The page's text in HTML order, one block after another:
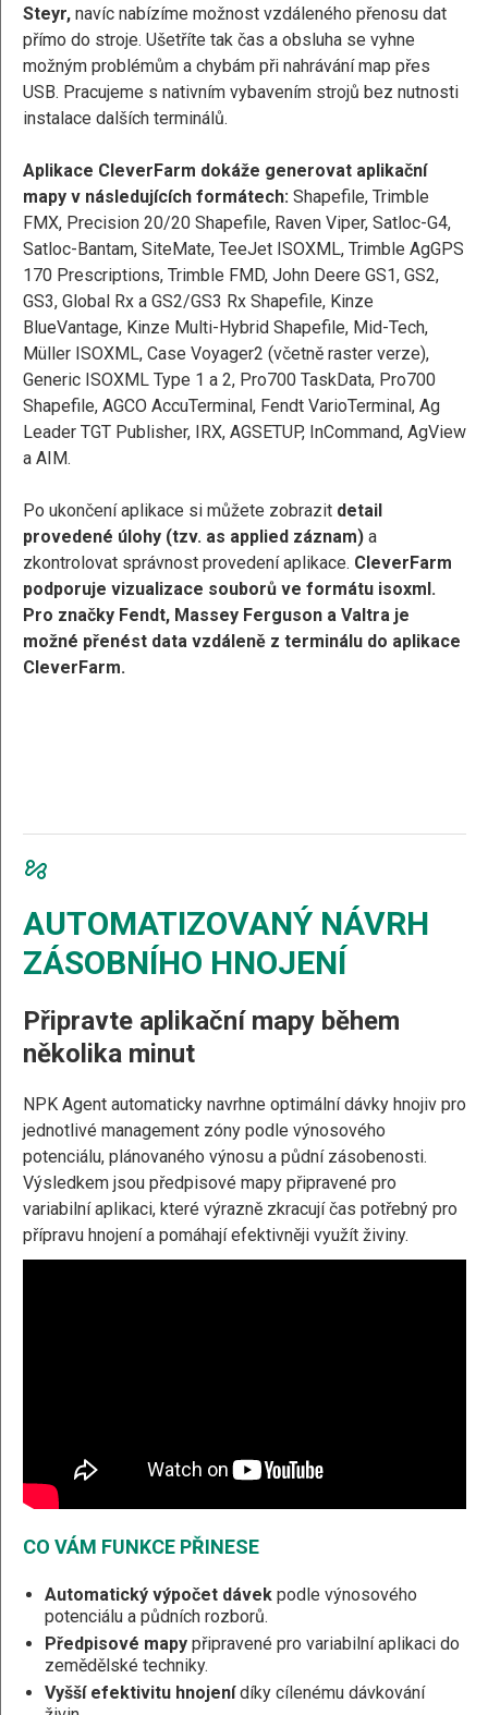
Steyr, navíc nabízíme možnost vzdáleného přenosu dat
přímo do stroje. Ušetříte tak čas a obsluha se vyhne
možným problémům a chybám při nahrávání map přes
USB. Pracujeme s nativním vybavením strojů bez nutnosti
instalace dalších terminálů.
Aplikace CleverFarm dokáže generovat aplikační
mapy v následujících formátech: Shapefile, Trimble
FMX, Precision 20/20 Shapefile, Raven Viper, Satloc-G4,
Satloc-Bantam, SiteMate, TeeJet ISOXML, Trimble AgGPS
170 Prescriptions, Trimble FMD, John Deere GS1, GS2,
GS3, Global Rx a GS2/GS3 Rx Shapefile, Kinze
BlueVantage, Kinze Multi-Hybrid Shapefile, Mid-Tech,
Müller ISOXML, Case Voyager2 (včetně raster verze),
Generic ISOXML Type 1 a 2, Pro700 TaskData, Pro700
Shapefile, AGCO AccuTerminal, Fendt VarioTerminal, Ag
Leader TGT Publisher, IRX, AGSETUP, InCommand, AgView
a AIM.
‍Po ukončení aplikace si můžete zobrazit detail
provedené úlohy (tzv. as applied záznam) a
zkontrolovat správnost provedení aplikace. CleverFarm
podporuje vizualizace souborů ve formátu isoxml.
Pro značky Fendt, Massey Ferguson a Valtra je
možné přenést data vzdáleně z terminálu do aplikace
CleverFarm.
AUTOMATIZOVANÝ NÁVRH
ZÁSOBNÍHO HNOJENÍ
Připravte aplikační mapy během
několika minut
NPK Agent automaticky navrhne optimální dávky hnojiv pro
jednotlivé management zóny podle výnosového
potenciálu, plánovaného výnosu a půdní zásobenosti.
Výsledkem jsou předpisové mapy připravené pro
variabilní aplikaci, které výrazně zkracují čas potřebný pro
přípravu hnojení a pomáhají efektivněji využít živiny.
CO VÁM FUNKCE PŘINESE
Automatický výpočet dávek podle výnosového
potenciálu a půdních rozborů.
Předpisové mapy připravené pro variabilní aplikaci do
zemědělské techniky.
Vyšší efektivitu hnojenídíky cílenému dávkování